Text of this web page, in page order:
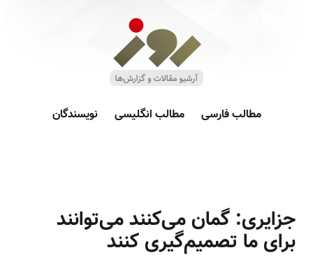
مطالب فارسی مطالب انگلیسی نویسندگان
جزایری: گمان می‌کنند می‌توانند
برای ما تصمیم‌گیری کنند